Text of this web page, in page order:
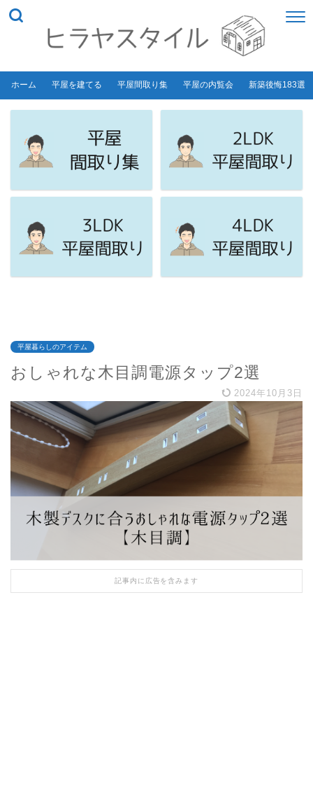
ホーム 平屋を建てる 平屋間取り集 平屋の内覧会 新築後悔183選
平屋暮らしのアイテム
おしゃれな木目調電源タップ2選
2024年10月3日
記事内に広告を含みます